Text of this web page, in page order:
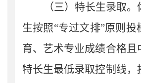
（三）特长生录取。
生按照“专过文排”原则投
育、艺术专业成绩合格且
特长生最低录取控制线，